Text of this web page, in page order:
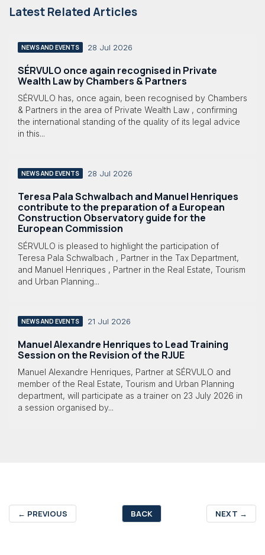
Latest Related Articles
NEWS AND EVENTS 28 Jul 2026
SÉRVULO once again recognised in Private
Wealth Law by Chambers & Partners
SÉRVULO has, once again, been recognised by Chambers
& Partners in the area of Private Wealth Law , confirming
the international standing of the quality of its legal advice
in this...
NEWS AND EVENTS 28 Jul 2026
Teresa Pala Schwalbach and Manuel Henriques
contribute to the preparation of a European
Construction Observatory guide for the
European Commission
SÉRVULO is pleased to highlight the participation of
Teresa Pala Schwalbach , Partner in the Tax Department,
and Manuel Henriques , Partner in the Real Estate, Tourism
and Urban Planning...
NEWS AND EVENTS 21 Jul 2026
Manuel Alexandre Henriques to Lead Training
Session on the Revision of the RJUE
Manuel Alexandre Henriques, Partner at SÉRVULO and
member of the Real Estate, Tourism and Urban Planning
department, will participate as a trainer on 23 July 2026 in
a session organised by...
← PREVIOUS BACK NEXT →